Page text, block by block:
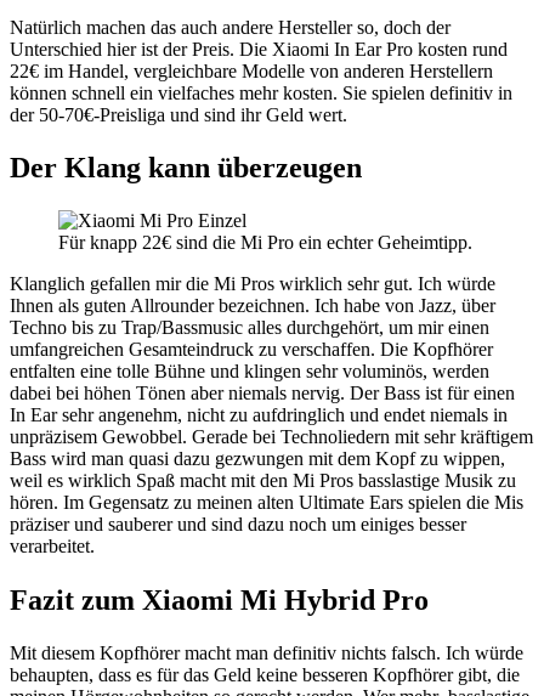
Natürlich machen das auch andere Hersteller so, doch der
Unterschied hier ist der Preis. Die Xiaomi In Ear Pro kosten rund
22€ im Handel, vergleichbare Modelle von anderen Herstellern
können schnell ein vielfaches mehr kosten. Sie spielen definitiv in
der 50-70€-Preisliga und sind ihr Geld wert.
Der Klang kann überzeugen
Für knapp 22€ sind die Mi Pro ein echter Geheimtipp.
Klanglich gefallen mir die Mi Pros wirklich sehr gut. Ich würde
Ihnen als guten Allrounder bezeichnen. Ich habe von Jazz, über
Techno bis zu Trap/Bassmusic alles durchgehört, um mir einen
umfangreichen Gesamteindruck zu verschaffen. Die Kopfhörer
entfalten eine tolle Bühne und klingen sehr voluminös, werden
dabei bei höhen Tönen aber niemals nervig. Der Bass ist für einen
In Ear sehr angenehm, nicht zu aufdringlich und endet niemals in
unpräzisem Gewobbel. Gerade bei Technoliedern mit sehr kräftigem
Bass wird man quasi dazu gezwungen mit dem Kopf zu wippen,
weil es wirklich Spaß macht mit den Mi Pros basslastige Musik zu
hören. Im Gegensatz zu meinen alten Ultimate Ears spielen die Mis
präziser und sauberer und sind dazu noch um einiges besser
verarbeitet.
Fazit zum Xiaomi Mi Hybrid Pro
Mit diesem Kopfhörer macht man definitiv nichts falsch. Ich würde
behaupten, dass es für das Geld keine besseren Kopfhörer gibt, die